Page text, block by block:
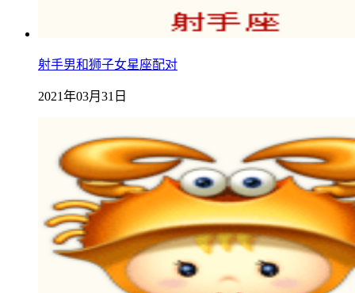
射手男和狮子女星座配对
2021年03月31日